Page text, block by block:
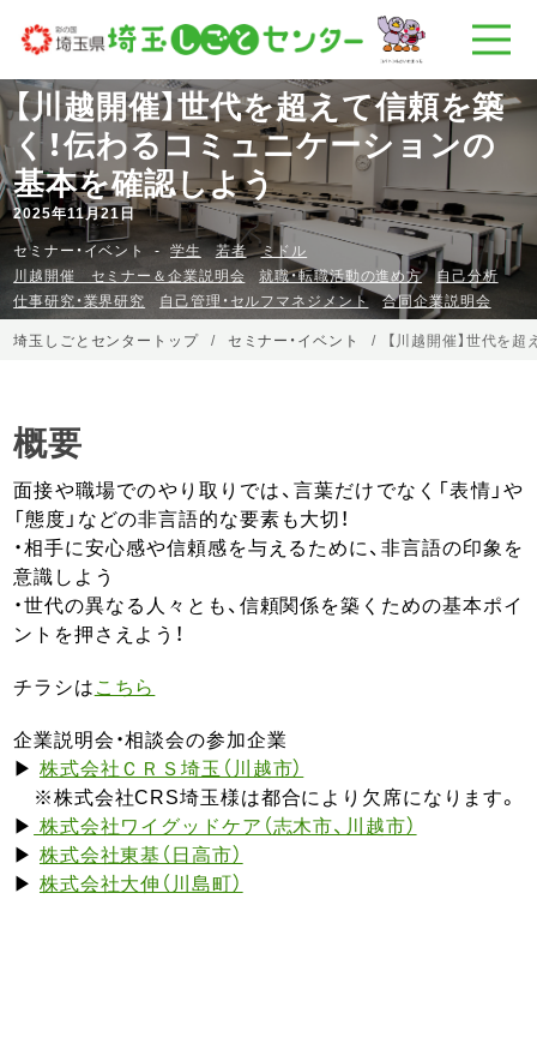
【川越開催】世代を超えて信頼を築
く！伝わるコミュニケーションの
基本を確認しよう
2025年11月21日
セミナー・イベント
学生 若者
ミドル
川越開催 セミナー＆企業説明会
就職・転職活動の進め方
自己分析
仕事研究・業界研究
自己管理・セルフマネジメント
合同企業説明会
埼玉しごとセンタートップ
セミナー・イベント 【川越開催】世代を
概要
面接や職場でのやり取りでは、言葉だけでなく「表情」や
「態度」などの非言語的な要素も大切！
・相手に安心感や信頼感を与えるために、非言語の印象を
意識しよう
・世代の異なる人々とも、信頼関係を築くための基本ポイ
ントを押さえよう！
チラシはこちら
企業説明会・相談会の参加企業
▶ 株式会社ＣＲＳ埼玉（川越市）
※株式会社CRS埼玉様は都合により欠席になります。
▶ 株式会社ワイグッドケア（志木市、川越市）
▶ 株式会社東基（日高市）
▶ 株式会社大伸（川島町）